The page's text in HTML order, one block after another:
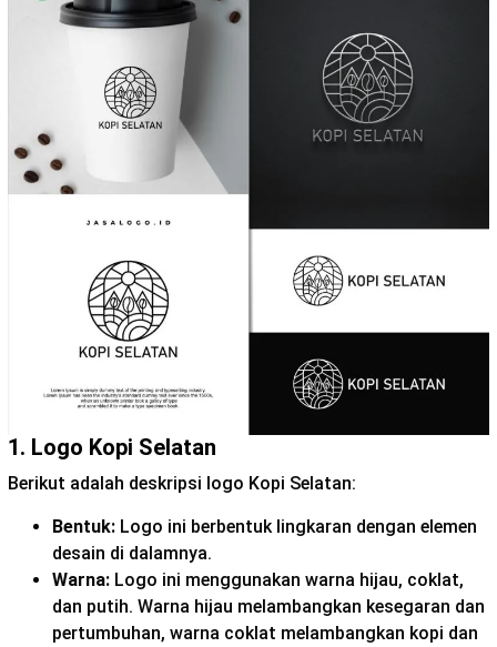
1. Logo Kopi Selatan
Berikut adalah deskripsi logo Kopi Selatan:
Bentuk: Logo ini berbentuk lingkaran dengan elemen
desain di dalamnya.
Warna: Logo ini menggunakan warna hijau, coklat,
dan putih. Warna hijau melambangkan kesegaran dan
pertumbuhan, warna coklat melambangkan kopi dan